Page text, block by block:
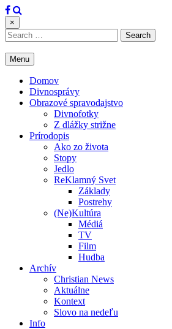
Skip
to
content
×
Search
for:
Menu
Domov
Divnosprávy
Obrazové spravodajstvo
Divnofotky
Z dlážky strižne
Prírodopis
Ako zo života
Stopy
Jedlo
ReKlamný Svet
Základy
Postrehy
(Ne)Kultúra
Médiá
TV
Film
Hudba
Archív
Christian News
Aktuálne
Kontext
Slovo na nedeľu
Info